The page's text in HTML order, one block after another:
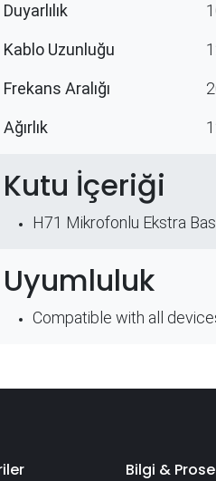
Duyarlılık
Kablo Uzunluğu
Frekans Aralığı
Ağırlık
Kutu İçeriği
H71 Mikrofonlu Ekstra
Uyumluluk
Compatible with all
Bilgi &